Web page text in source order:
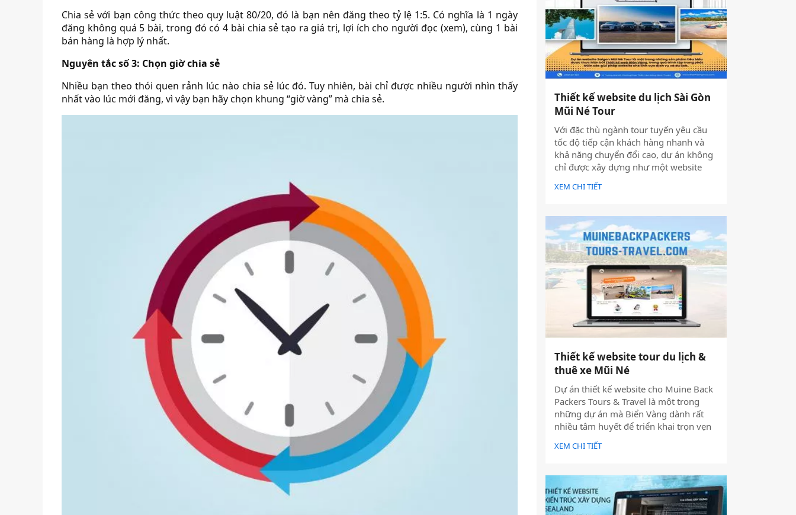
Chia sẻ với bạn công thức theo quy luật 80/20, đó là bạn nên đăng theo tỷ lệ 1:5. Có nghĩa là 1 ngày
đăng không quá 5 bài, trong đó có 4 bài chia sẻ tạo ra giá trị, lợi ích cho người đọc (xem), cùng 1 bài
bán hàng là hợp lý nhất.
Nguyên tắc số 3: Chọn giờ chia sẻ
Nhiều bạn theo thói quen rảnh lúc nào chia sẻ lúc đó. Tuy nhiên, bài chỉ được nhiều người nhìn thấy
nhất vào lúc mới đăng, vì vậy bạn hãy chọn khung “giờ vàng” mà chia sẻ.
Thiết kế website du lịch Sài Gòn
Mũi Né Tour
Với đặc thù ngành tour tuyến yêu cầu
tốc độ tiếp cận khách hàng nhanh và
khả năng chuyển đổi cao, dự án không
chỉ được xây dựng như một website
giới thiệu thông tin, mà được định
hướng trở thành một công cụ hỗ trợ
XEM CHI TIẾT
Thiết kế website tour du lịch &
thuê xe Mũi Né
Dự án thiết kế website cho Muine Back
Packers Tours & Travel là một trong
những dự án mà Biển Vàng dành rất
nhiều tâm huyết để triển khai trọn vẹn
cả về giao diện, trải nghiệm người dùng
và hiệu quả vận hành thực tế.
XEM CHI TIẾT